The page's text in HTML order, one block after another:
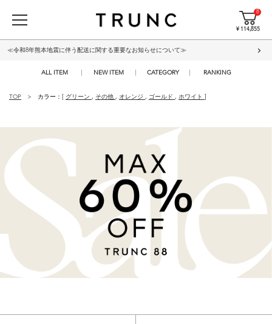
8
¥ 114,855
≪令和8年熊本地震に伴う配送に関する重要なお知らせについて≫
ALL ITEM NEW ITEM CATEGORY RANKING
TOP カラー：[ グリーン , その他 , オレンジ , ゴールド , ホワイト